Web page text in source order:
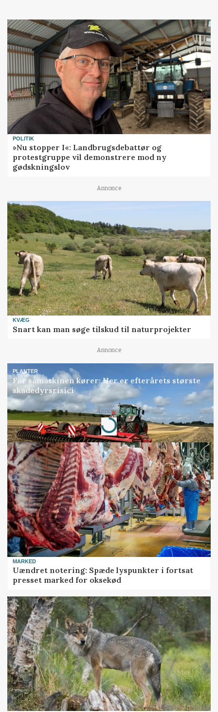
POLITIK
»Nu stopper I«: Landbrugsdebattør og
protestgruppe vil demonstrere mod ny
gødskningslov
Annonce
KVÆG
Snart kan man søge tilskud til naturprojekter
Annonce
PLANTER
Før såmaskinen kører: Her er efterårets største
skadedyrsrisici
Annonce
Loading...
MARKED
Uændret notering: Spæde lyspunkter i fortsat
presset marked for oksekød